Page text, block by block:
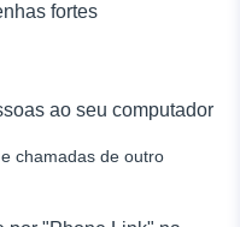
fortes
ao seu computador
chamadas de outro